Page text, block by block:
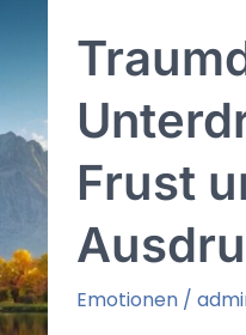
Läuterung,
Buße
oder
ein
Aufruf
zu
Erkenntnis
Frust
Emotionen /